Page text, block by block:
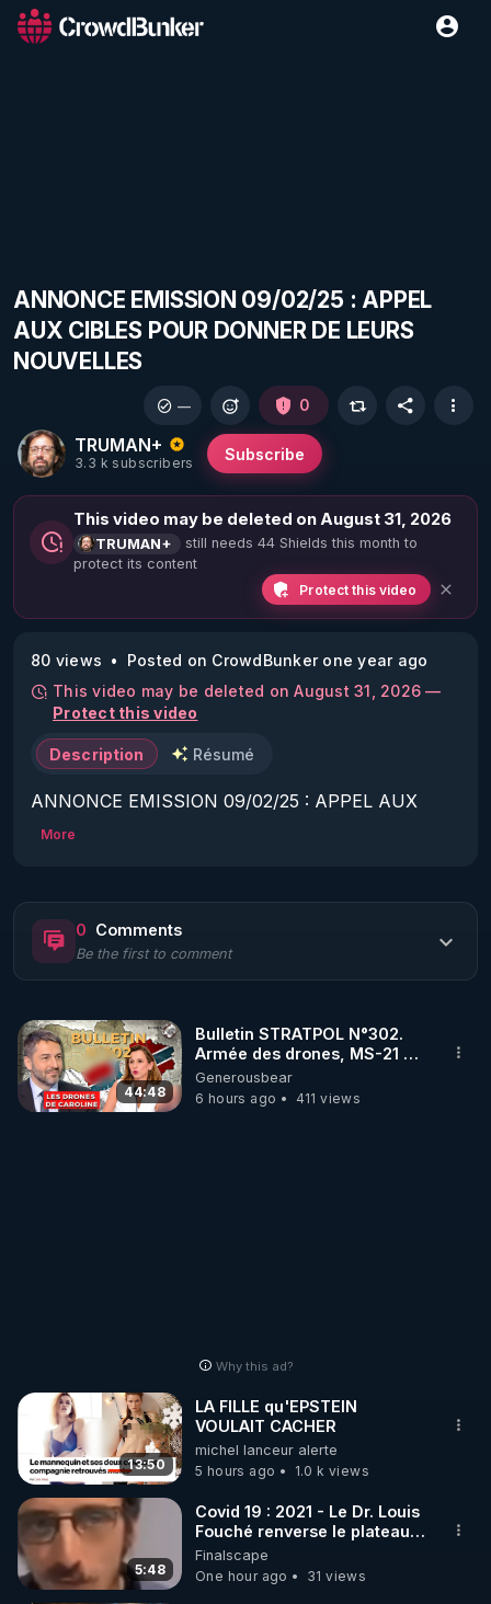
ANNONCE EMISSION 09/02/25 : APPEL
AUX CIBLES POUR DONNER DE LEURS
NOUVELLES
TRUMAN+
3.3 k subscribers
Subscribe
— 0
This video may be deleted on August 31, 2026
TRUMAN+
still needs 44 Shields this month to
protect its content
Protect this video
80 views
Posted on CrowdBunker one year ago
This video may be deleted on August 31, 2026 —
Protect this video
Description Résumé
ANNONCE EMISSION 09/02/25 : APPEL AUX
CIBLES POUR DONNER DE LEURS NOUVELLES.
More
0 Comments
Be the first to comment
44:48
Bulletin STRATPOL N°302.
Armée des drones, MS-21 en
série, missiles coréens.
07.08.2026.
Generousbear
6 hours ago
411 views
Why this ad?
13:50
LA FILLE qu'EPSTEIN
VOULAIT CACHER
michel lanceur alerte
5 hours ago
1.0 k views
5:48
Covid 19 : 2021 - Le Dr. Louis
Fouché renverse le plateau
de CNews !
Finalscape
One hour ago
31 views